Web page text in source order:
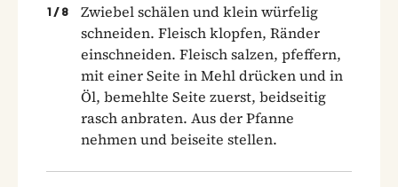
1 / 8
Zwiebel schälen und klein würfelig
schneiden. Fleisch klopfen, Ränder
einschneiden. Fleisch salzen, pfeffern,
mit einer Seite in Mehl drücken und in
Öl, bemehlte Seite zuerst, beidseitig
rasch anbraten. Aus der Pfanne
nehmen und beiseite stellen.